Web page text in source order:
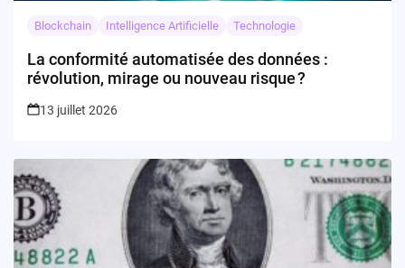
Blockchain Intelligence Artificielle Technologie
La conformité automatisée des données :
révolution, mirage ou nouveau risque ?
13 juillet 2026